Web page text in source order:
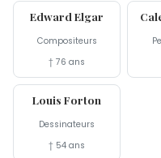
Edward Elgar
Compositeurs
† 76 ans
15 fév
Louis Forton
Dessinateurs
† 54 ans